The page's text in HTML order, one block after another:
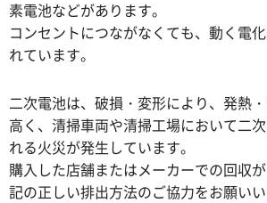
素電池などがあります。
コンセントにつながなくても、動く電
れています。
二次電池は、破損・変形により、発熱
高く、清掃車両や清掃工場において二
れる火災が発生しています。
購入した店舗またはメーカーでの回収
記の正しい排出方法のご協力をお願いい